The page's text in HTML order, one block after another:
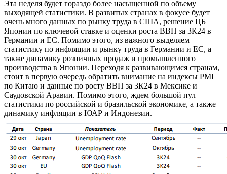
Эта неделя будет гораздо более насыщенной по объему
выходящей статистики. В развитых странах в фокусе будет
очень много данных по рынку труда в США, решение ЦБ
Японии по ключевой ставке и оценки роста ВВП за 3К24 в
Германии и ЕС. Помимо этого, из важного выделяем
статистику по инфляции и рынку труда в Германии и ЕС, а
также динамику розничных продаж и промышленного
производства в Японии. Переходя к развивающимся странам,
стоит в первую очередь обратить внимание на индексы PMI
по Китаю и данные по росту ВВП за 3К24 в Мексике и
Саудовской Аравии. Помимо этого, ждем большой пул
статистики по российской и бразильской экономике, а также
динамику инфляции в ЮАР и Индонезии.